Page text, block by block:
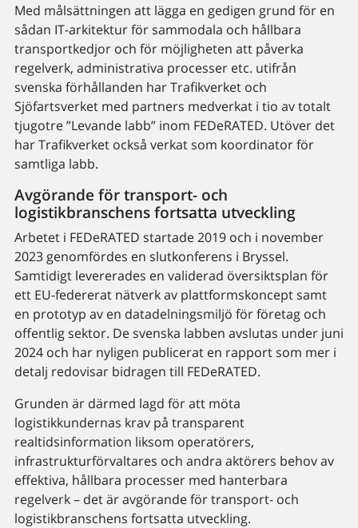
Med målsättningen att lägga en gedigen grund för en
sådan IT-arkitektur för sammodala och hållbara
transportkedjor och för möjligheten att påverka
regelverk, administrativa processer etc. utifrån
svenska förhållanden har Trafikverket och
Sjöfartsverket med partners medverkat i tio av totalt
tjugotre ”Levande labb” inom FEDeRATED. Utöver det
har Trafikverket också verkat som koordinator för
samtliga labb.
Avgörande för transport- och
logistikbranschens fortsatta utveckling
Arbetet i FEDeRATED startade 2019 och i november
2023 genomfördes en slutkonferens i Bryssel.
Samtidigt levererades en validerad översiktsplan för
ett EU-federerat nätverk av plattformskoncept samt
en prototyp av en datadelningsmiljö för företag och
offentlig sektor. De svenska labben avslutas under juni
2024 och har nyligen publicerat en rapport som mer i
detalj redovisar bidragen till FEDeRATED.
Grunden är därmed lagd för att möta
logistikkundernas krav på transparent
realtidsinformation liksom operatörers,
infrastrukturförvaltares och andra aktörers behov av
effektiva, hållbara processer med hanterbara
regelverk – det är avgörande för transport- och
logistikbranschens fortsatta utveckling.